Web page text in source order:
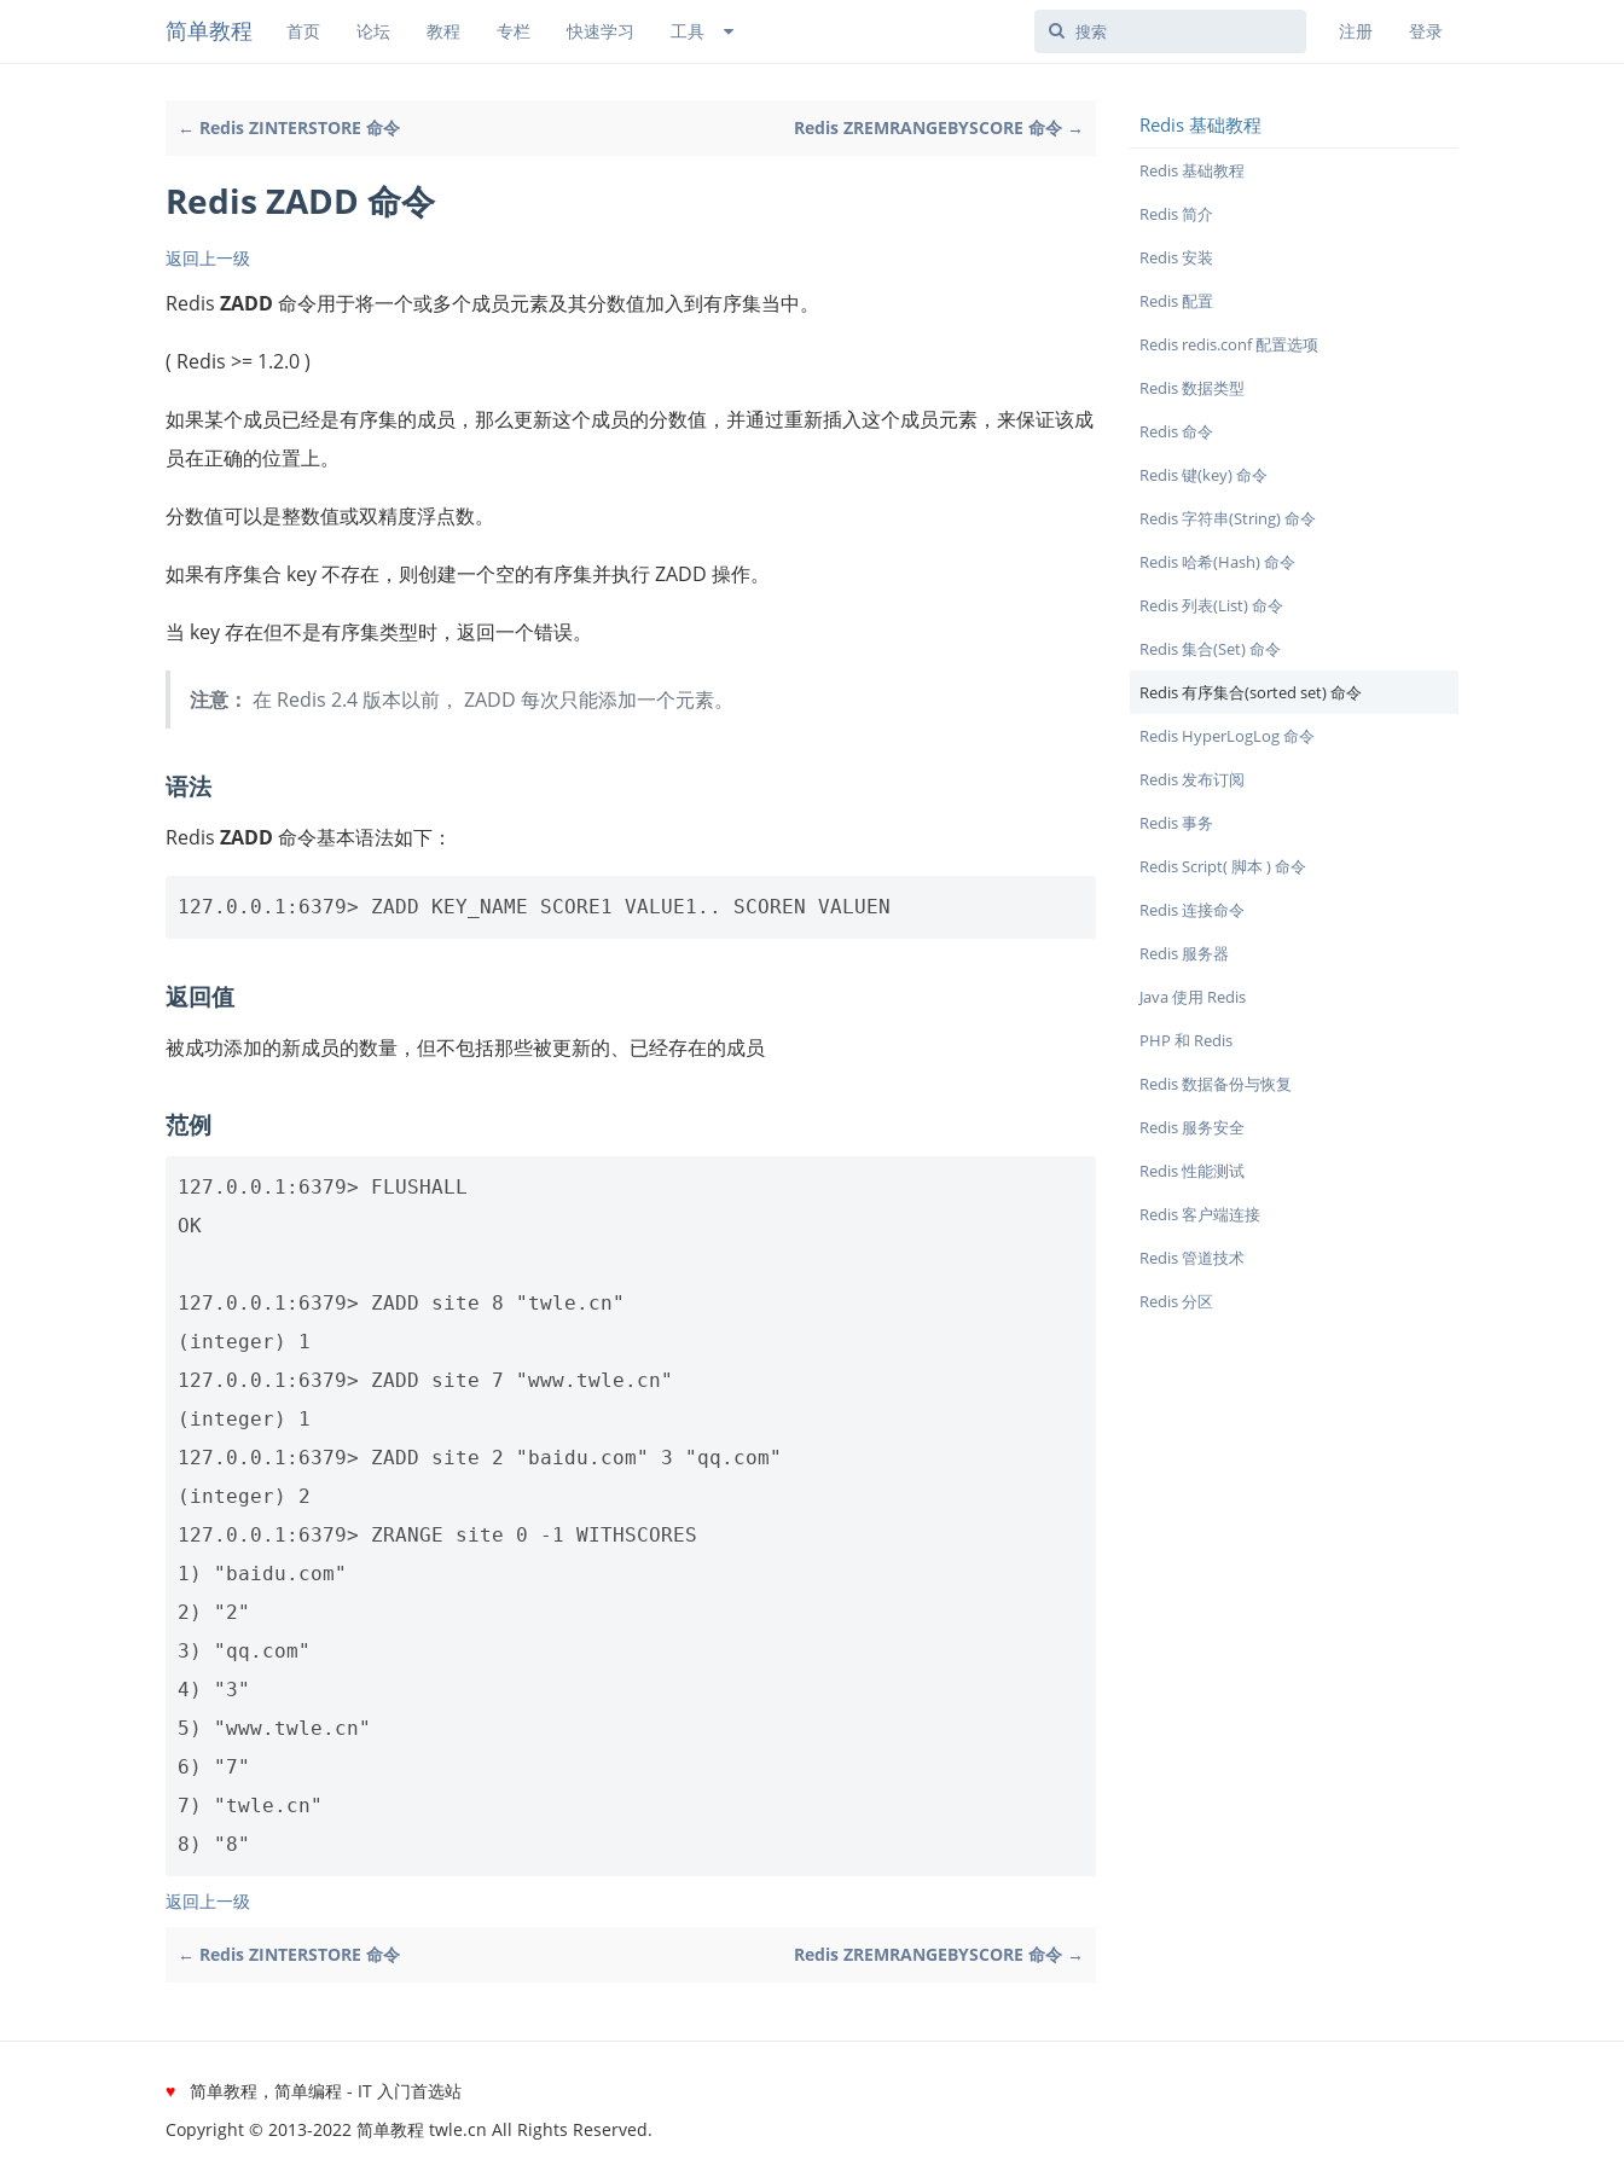
简单教程 首页 论坛 教程 专栏 快速学习 工具 注册 登录
← Redis ZINTERSTORE 命令 Redis ZREMRANGEBYSCORE 命令 →
Redis ZADD 命令
返回上一级
Redis ZADD 命令用于将一个或多个成员元素及其分数值加入到有序集当中。
( Redis >= 1.2.0 )
如果某个成员已经是有序集的成员，那么更新这个成员的分数值，并通过重新插入这个成员元素，来保证该成
员在正确的位置上。
分数值可以是整数值或双精度浮点数。
如果有序集合 key 不存在，则创建一个空的有序集并执行 ZADD 操作。
当 key 存在但不是有序集类型时，返回一个错误。
注意： 在 Redis 2.4 版本以前， ZADD 每次只能添加一个元素。
语法
Redis ZADD 命令基本语法如下：
返回值
被成功添加的新成员的数量，但不包括那些被更新的、已经存在的成员
范例
127.0.0.1:6379> FLUSHALL
OK
127.0.0.1:6379> ZADD site 8 "twle.cn"
(integer) 1
127.0.0.1:6379> ZADD site 7 "www.twle.cn"
(integer) 1
127.0.0.1:6379> ZADD site 2 "baidu.com" 3 "qq.com"
(integer) 2
127.0.0.1:6379> ZRANGE site 0 -1 WITHSCORES
1) "baidu.com"
2) "2"
3) "qq.com"
4) "3"
5) "www.twle.cn"
6) "7"
7) "twle.cn"
返回上一级
← Redis ZINTERSTORE 命令 Redis ZREMRANGEBYSCORE 命令 →
Redis 基础教程
Redis 基础教程
Redis 简介
Redis 安装
Redis 配置
Redis redis.conf 配置选项
Redis 数据类型
Redis 命令
Redis 键(key) 命令
Redis 字符串(String) 命令
Redis 哈希(Hash) 命令
Redis 列表(List) 命令
Redis 集合(Set) 命令
Redis 有序集合(sorted set) 命令
Redis HyperLogLog 命令
Redis 发布订阅
Redis 事务
Redis Script( 脚本 ) 命令
Redis 连接命令
Redis 服务器
Java 使用 Redis
PHP 和 Redis
Redis 数据备份与恢复
Redis 服务安全
Redis 性能测试
Redis 客户端连接
Redis 管道技术
Redis 分区
♥ 简单教程，简单编程 - IT 入门首选站
Copyright © 2013-2022 简单教程 twle.cn All Rights Reserved.